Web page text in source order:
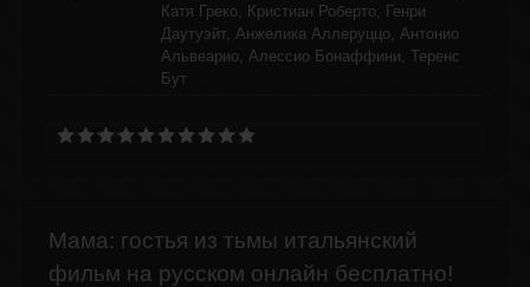
Катя Греко, Кристиан Роберто, Генри
Даутуэйт, Анжелика Аллеруццо, Антонио
Альвеарио, Алессио Бонаффини, Теренс
Бут
Мама: гостья из тьмы итальянский
фильм на русском онлайн бесплатно!